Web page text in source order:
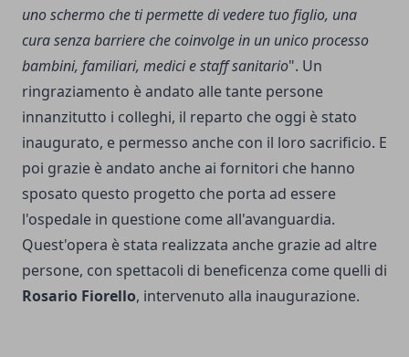
uno schermo che ti permette di vedere tuo figlio, una
cura senza barriere che coinvolge in un unico processo
bambini, familiari, medici e staff sanitario". Un
ringraziamento è andato alle tante persone
innanzitutto i colleghi, il reparto che oggi è stato
inaugurato, e permesso anche con il loro sacrificio. E
poi grazie è andato anche ai fornitori che hanno
sposato questo progetto che porta ad essere
l'ospedale in questione come all'avanguardia.
Quest'opera è stata realizzata anche grazie ad altre
persone, con spettacoli di beneficenza come quelli di
Rosario Fiorello, intervenuto alla inaugurazione.